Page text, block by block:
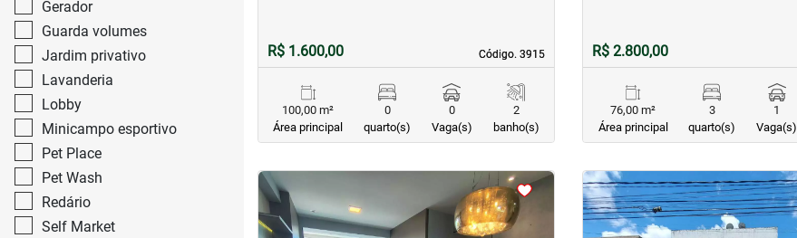
Gerador
Guarda volumes
Jardim privativo
Lavanderia
Lobby
Minicampo esportivo
Pet Place
Pet Wash
Redário
Self Market
Código. 3915
Código. 3915
R$ 1.600,00
100,00 m²
Área principal
0
quarto(s)
0
Vaga(s)
2
banho(s)
R$ 2.800,00
76,00 m²
Área principal
3
quarto(s)
1
Vaga(s)
<<< <<<<